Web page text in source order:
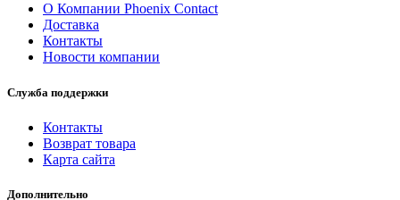
О Компании Phoenix Contact
Доставка
Контакты
Новости компании
Служба поддержки
Контакты
Возврат товара
Карта сайта
Дополнительно